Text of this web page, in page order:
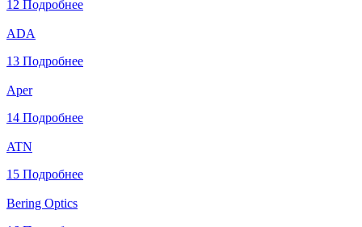
12 Подробнее
ADA
13 Подробнее
Aper
14 Подробнее
ATN
15 Подробнее
Bering Optics